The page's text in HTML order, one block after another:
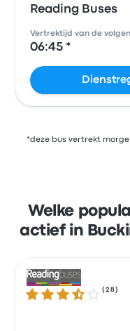
Reading Buses
Vertrektijd van de
06:45 *
*deze bus vertrekt
Welke
actief in
3.3 van de 5 sterren
(28 )